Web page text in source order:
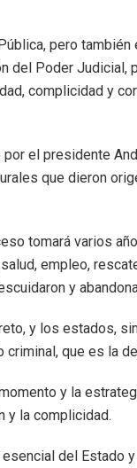
pero
del Poder Judicial,
complicidad y
el presidente
que dieron
tomará varios
empleo,
y
y los estados,
que es la
y la
y la complicidad.
del Estado